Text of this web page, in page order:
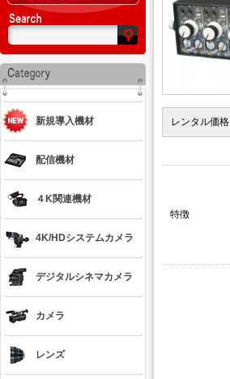
新規導入機材
配信機材
４K関連機材
4K/HDシステムカメラ
デジタルシネマカメラ
カメラ
レンズ
レンタル価格
特徴